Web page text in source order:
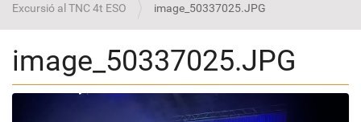
Excursió al TNC 4t ESO
image_50337025.JPG
image_50337025.JPG